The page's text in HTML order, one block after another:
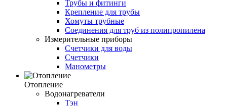
Трубы и фитинги
Крепление для трубы
Хомуты трубные
Соединения для труб из полипропилена
Измерительные приборы
Счетчики для воды
Счетчики
Манометры
Отопление
Водонагреватели
Тэн